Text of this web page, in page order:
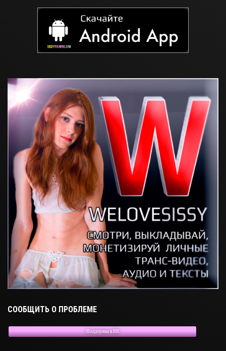
СООБЩИТЬ О ПРОБЛЕМЕ
Поддержка в ВК